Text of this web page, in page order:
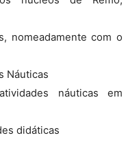
nomeadamente com o
Náuticas
náuticas em
didáticas